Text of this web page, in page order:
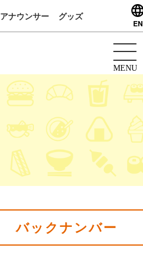
アナウンサー グッズ
EN
MENU
バックナンバー